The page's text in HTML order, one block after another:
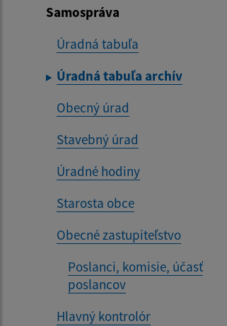
Samospráva
Úradná tabuľa
Úradná tabuľa archív
Obecný úrad
Stavebný úrad
Úradné hodiny
Starosta obce
Obecné zastupiteľstvo
Poslanci, komisie, účasť
poslancov
Hlavný kontrolór